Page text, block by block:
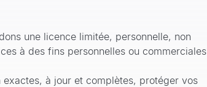
une licence limitée, personnelle, non
à des fins personnelles ou commerciales
à jour et complètes, protéger vos